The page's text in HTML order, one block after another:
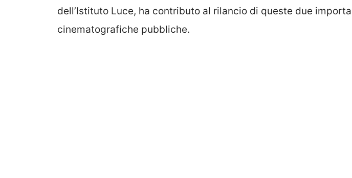
dell’Istituto Luce, ha contributo al rilancio di queste due
cinematografiche pubbliche.